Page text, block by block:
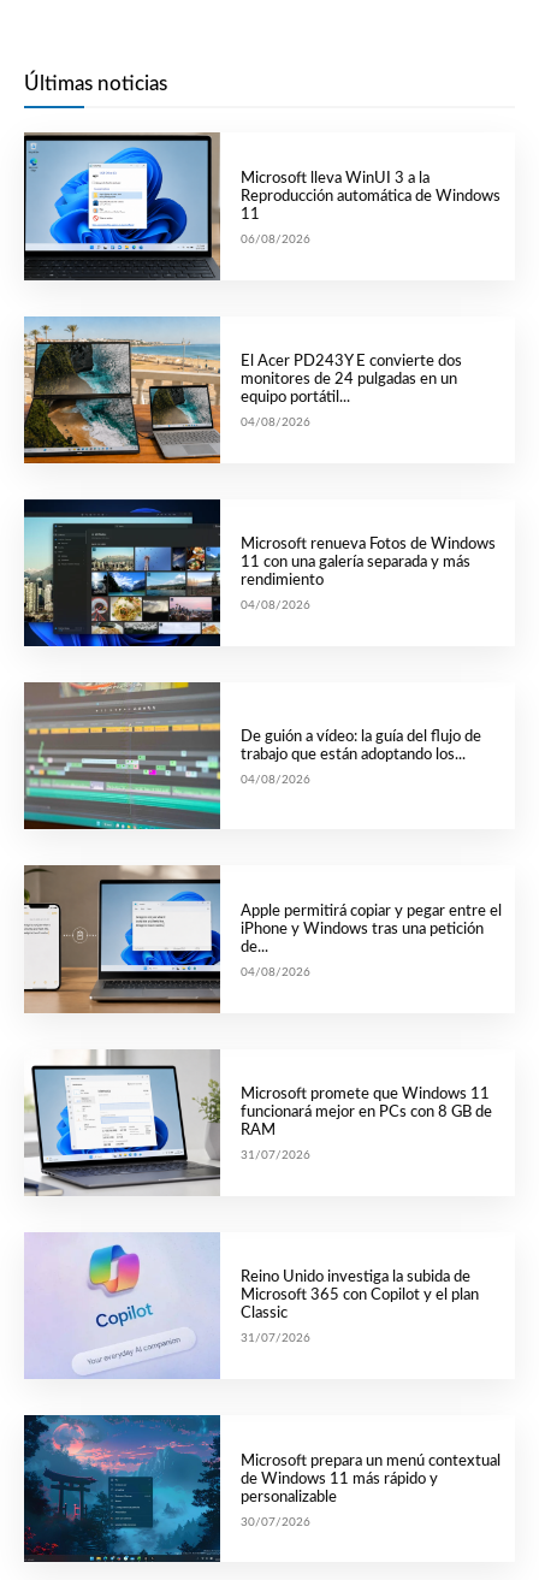
Últimas noticias
Microsoft lleva WinUI 3 a la
Reproducción automática de Windows
11
06/08/2026
El Acer PD243Y E convierte dos
monitores de 24 pulgadas en un
equipo portátil...
04/08/2026
Microsoft renueva Fotos de Windows
11 con una galería separada y más
rendimiento
04/08/2026
De guión a vídeo: la guía del flujo de
trabajo que están adoptando los...
04/08/2026
Apple permitirá copiar y pegar entre el
iPhone y Windows tras una petición
de...
04/08/2026
Microsoft promete que Windows 11
funcionará mejor en PCs con 8 GB de
RAM
31/07/2026
Reino Unido investiga la subida de
Microsoft 365 con Copilot y el plan
Classic
31/07/2026
Microsoft prepara un menú contextual
de Windows 11 más rápido y
personalizable
30/07/2026